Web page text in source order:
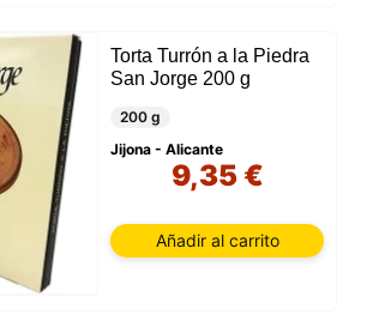
Torta Turrón a la Piedra
San Jorge 200 g
200 g
Jijona - Alicante
9,35 €
Añadir al carrito